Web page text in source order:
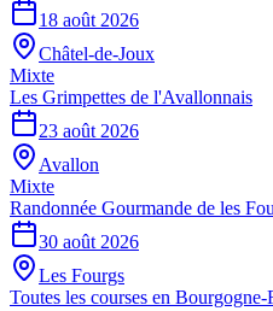
18 août 2026
Châtel-de-Joux
Mixte
Les Grimpettes de l'Avallonnais
23 août 2026
Avallon
Mixte
Randonnée Gourmande de les
30 août 2026
Les Fourgs
Toutes les courses en Bourgogne-